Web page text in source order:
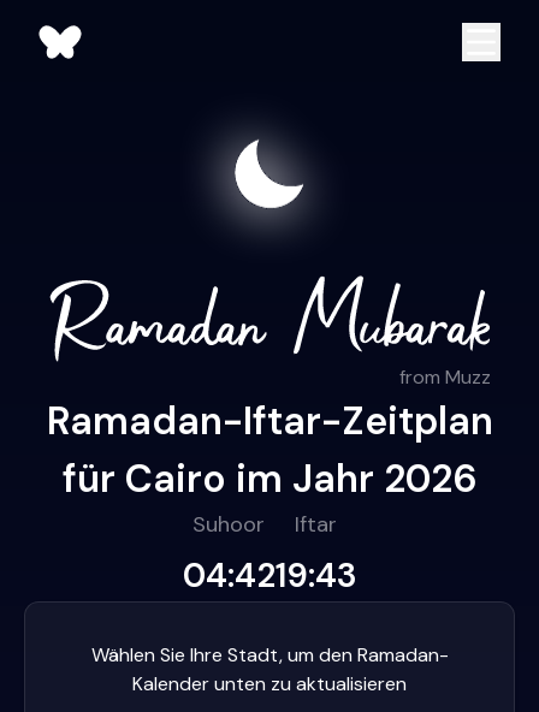
from Muzz
Ramadan-Iftar-Zeitplan
für Cairo im Jahr 2026
Suhoor
04:42
Iftar
19:43
Wählen Sie Ihre Stadt, um den Ramadan-
Kalender unten zu aktualisieren